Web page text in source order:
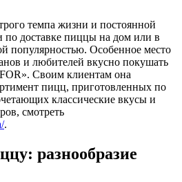
темпа жизни и постоянной
по доставке пиццы на дом или в
популярностью. Особенное место
и любителей вкусно покушать
Своим клиентам она
пицц, приготовленных по
классические вкусы и
смотреть
.
разнообразие